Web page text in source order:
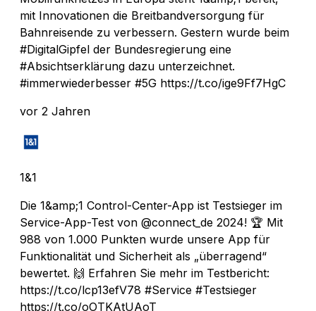
mit Innovationen die Breitbandversorgung für
Bahnreisende zu verbessern. Gestern wurde beim
#DigitalGipfel der Bundesregierung eine
#Absichtserklärung dazu unterzeichnet.
#immerwiederbesser #5G https://t.co/ige9Ff7HgC
vor 2 Jahren
1&1
Die 1&amp;1 Control-Center-App ist Testsieger im
Service-App-Test von @connect_de 2024! 🏆 Mit
988 von 1.000 Punkten wurde unsere App für
Funktionalität und Sicherheit als „überragend“
bewertet. 🙌 Erfahren Sie mehr im Testbericht:
https://t.co/lcp13efV78 #Service #Testsieger
https://t.co/oOTKAtUAoT